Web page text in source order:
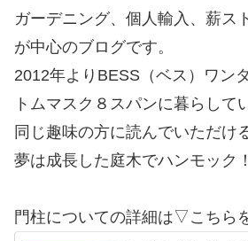
ガーデニング、個人輸入、薪ス
が中心のブログです。
2012年よりBESS（ベス）ワン
トムマスク８スパンに暮らして
同じ趣味の方に読んでいただけ
夢は成長した庭木でハンモック！
門柱についての詳細は▽こちら